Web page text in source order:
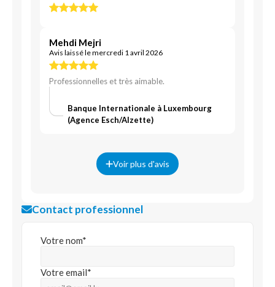
Mehdi Mejri
Avis laissé le mercredi 1 avril 2026
Professionnelles et très aimable.
Banque Internationale à Luxembourg
(Agence Esch/Alzette)
Voir plus d'avis
Contact professionnel
Votre nom*
Votre email*